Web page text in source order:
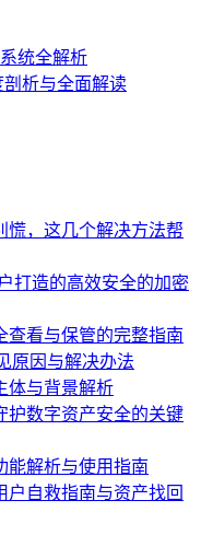
统全解析
剖析与全面解读
慌，这几个解决方法帮
打造的高效安全的加密
查看与保管的完整指南
原因与解决办法
体与背景解析
护数字资产安全的关键
能解析与使用指南
户自救指南与资产找回